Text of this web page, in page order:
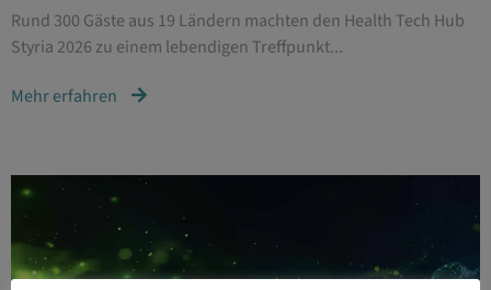
Rund 300 Gäste aus 19 Ländern machten den Health Tech Hub
Styria 2026 zu einem lebendigen Treffpunkt...
Mehr erfahren